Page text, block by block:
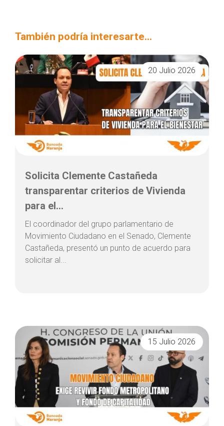
También podría interesarte...
20 Julio 2026
Solicita Clemente Castañeda
transparentar criterios de Vivienda
para el...
El coordinador del grupo parlamentario de
Movimiento Ciudadano en el Senado, Clemente
Castañeda, presentó un punto de acuerdo para
solicitar al...
15 Julio 2026